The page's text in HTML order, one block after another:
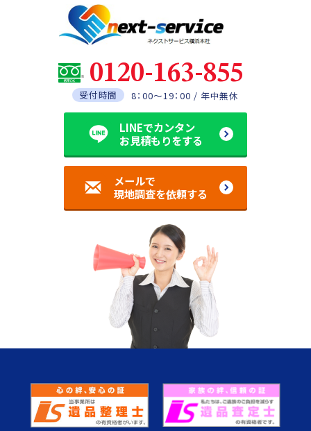
0120-163-855
受付時間 8：00～19：00 / 年中無休
LINEでカンタン
お見積もりをする
メールで
現地調査を依頼する